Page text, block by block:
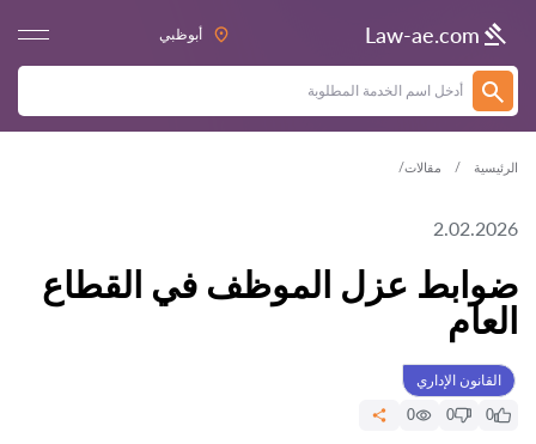
Law-ae.com أبوظبي
الرئيسية مقالات
2.02.2026
ضوابط عزل الموظف في القطاع
العام
القانون الإداري
0
0
0